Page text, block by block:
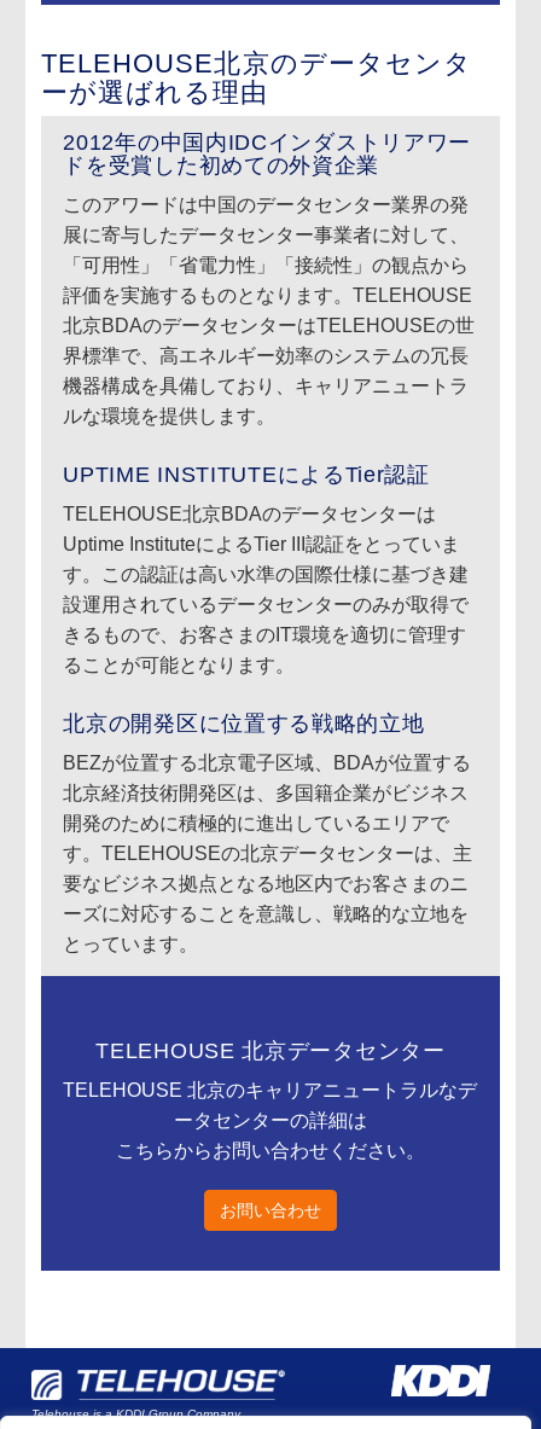
TELEHOUSE北京のデータセンタ
ーが選ばれる理由
2012年の中国内IDCインダストリアワー
ドを受賞した初めての外資企業
このアワードは中国のデータセンター業界の発
展に寄与したデータセンター事業者に対して、
「可用性」「省電力性」「接続性」の観点から
評価を実施するものとなります。TELEHOUSE
北京BDAのデータセンターはTELEHOUSEの世
界標準で、高エネルギー効率のシステムの冗長
機器構成を具備しており、キャリアニュートラ
ルな環境を提供します。
UPTIME INSTITUTEによるTier認証
TELEHOUSE北京BDAのデータセンターは
Uptime InstituteによるTier III認証をとっていま
す。この認証は高い水準の国際仕様に基づき建
設運用されているデータセンターのみが取得で
きるもので、お客さまのIT環境を適切に管理す
ることが可能となります。
北京の開発区に位置する戦略的立地
BEZが位置する北京電子区域、BDAが位置する
北京経済技術開発区は、多国籍企業がビジネス
開発のために積極的に進出しているエリアで
す。TELEHOUSEの北京データセンターは、主
要なビジネス拠点となる地区内でお客さまのニ
ーズに対応することを意識し、戦略的な立地を
とっています。
TELEHOUSE 北京データセンター
TELEHOUSE 北京のキャリアニュートラルなデ
ータセンターの詳細は
こちらからお問い合わせください。
お問い合わせ
Telehouse is a KDDI Group Company